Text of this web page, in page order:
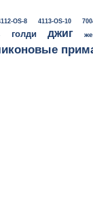
OS-8 4113-OS-10
голди джиг